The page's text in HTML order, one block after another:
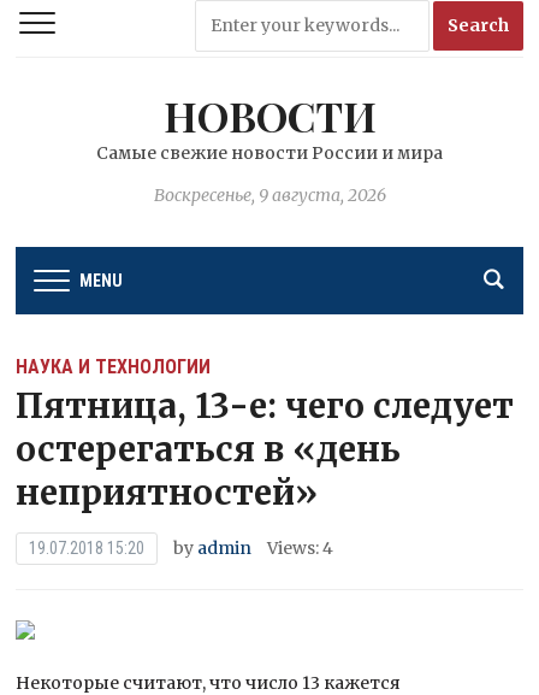
НОВОСТИ
Самые свежие новости России и мира
Воскресенье, 9 августа, 2026
MENU
НАУКА И ТЕХНОЛОГИИ
Пятница, 13-е: чего следует
остерегаться в «день
неприятностей»
19.07.2018 15:20 by admin Views: 4
Некоторые считают, что число 13 кажется